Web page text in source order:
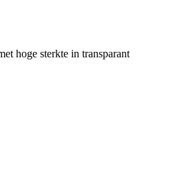
hoge sterkte in transparant